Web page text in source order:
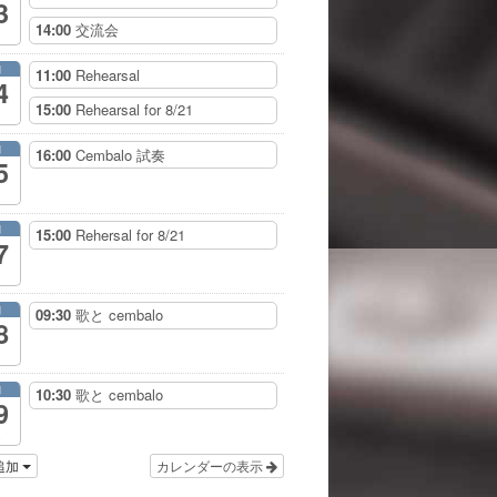
14:00 交流会
11:00 Rehearsal
15:00 Rehearsal for 8/21
16:00 Cembalo 試奏
15:00 Rehersal for 8/21
09:30 歌と cembalo
10:30 歌と cembalo
カレンダーの表示
加